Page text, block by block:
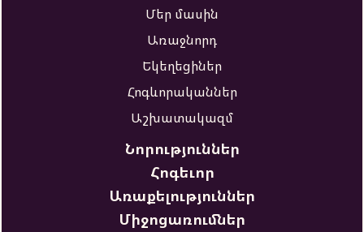
Մեր մասին
Առաջնորդ
Եկեղեցիներ
Հոգևորականներ
Աշխատակազմ
Նորություններ
Հոգեւոր
Առաքելություններ
Միջոցառումներ